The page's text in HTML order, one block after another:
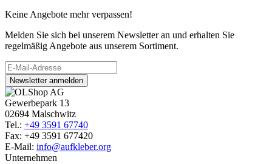
Keine Angebote mehr verpassen!
Melden Sie sich bei unserem Newsletter an und erhalten Sie
regelmäßig Angebote aus unserem Sortiment.
Newsletter anmelden
Gewerbepark 13
02694 Malschwitz
Tel.: +49 3591 67740
Fax: +49 3591 677420
E-Mail: info@aufkleber.org
Unternehmen